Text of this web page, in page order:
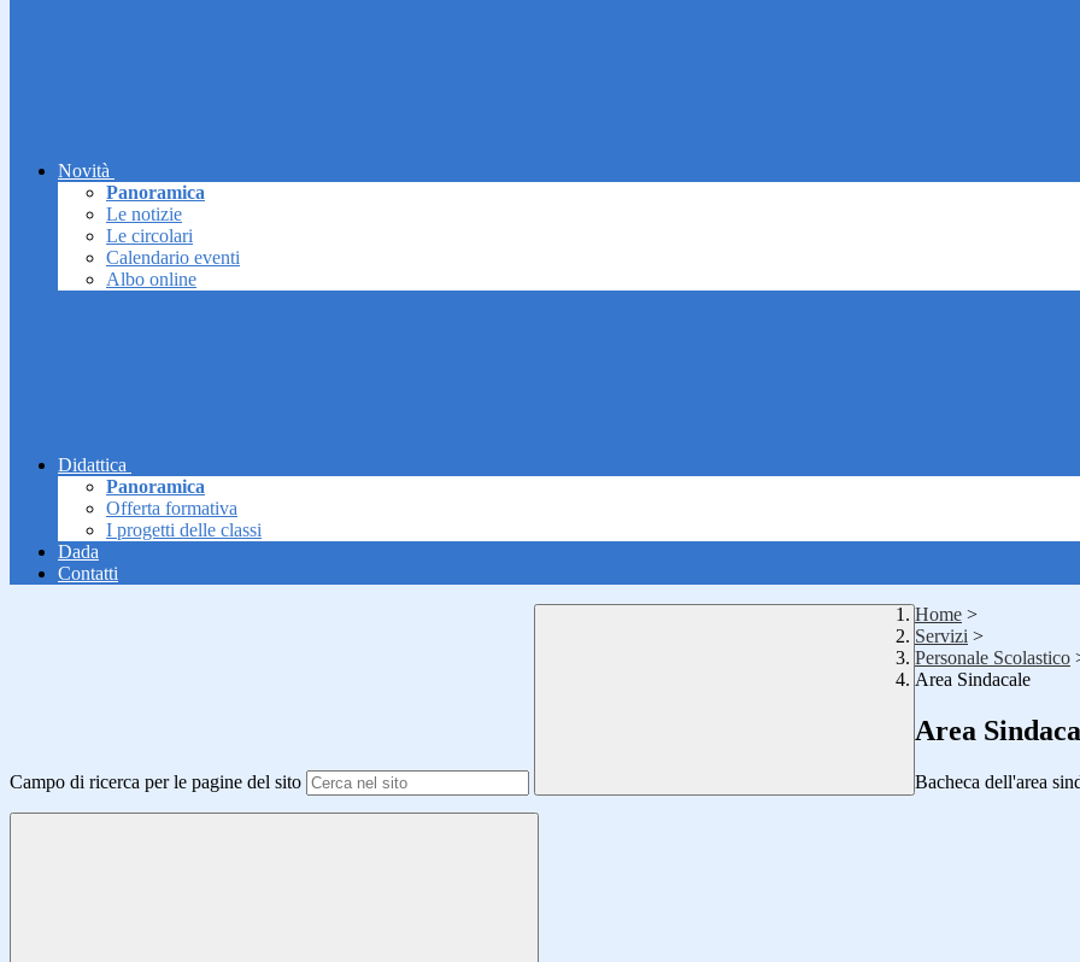
Novità
Panoramica
Le notizie
Le circolari
Calendario eventi
Albo online
Didattica
Panoramica
Offerta formativa
I progetti delle classi
Dada
Contatti
Campo di ricerca per le pagine del sito
Home >
Servizi >
Personale Scolastico
Area Sindacale
Area
Bacheca dell'area